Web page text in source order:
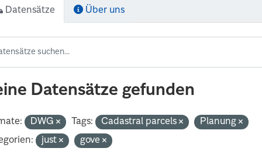
Datensätze Über uns
Datensätze gefunden
DWG Tags: Cadastral parcels
Planung
just gove